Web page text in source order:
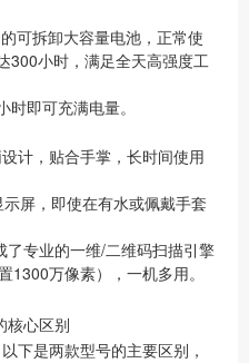
可拆卸大容量电池，正常使
300小时，满足全天高强度工
即可充满电量。
计，贴合手掌，长时间使用
示屏，即使在有水或佩戴手套
了专业的一维/二维码扫描引擎
万像素），一机多用。
核心区别
下是两款型号的主要区别，